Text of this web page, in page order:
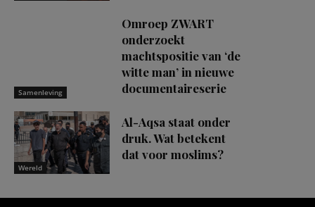
Samenleving
Omroep ZWART
onderzoekt
machtspositie van ‘de
witte man’ in nieuwe
documentaireserie
Wereld
Al-Aqsa staat onder
druk. Wat betekent
dat voor moslims?